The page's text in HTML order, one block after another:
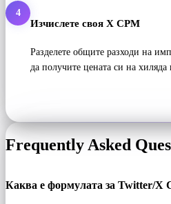
4
Изчислете своя X CPM
Разделете общите разходи на
да получите цената си на
Frequently Asked
Каква е формулата за Twitter/X